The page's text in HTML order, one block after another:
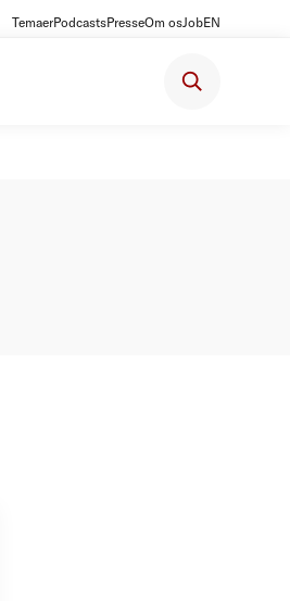
TemaerPodcastsPresseOm osJobEN